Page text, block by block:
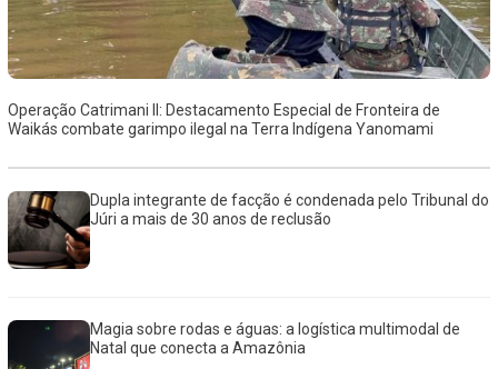
Operação Catrimani II: Destacamento Especial de Fronteira de
Waikás combate garimpo ilegal na Terra Indígena Yanomami
Dupla integrante de facção é condenada pelo Tribunal do
Júri a mais de 30 anos de reclusão
Magia sobre rodas e águas: a logística multimodal de
Natal que conecta a Amazônia